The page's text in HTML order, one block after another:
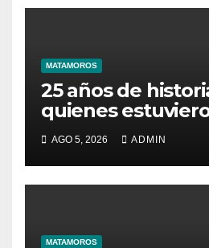
MATAMOROS
25 años de
quienes
inicio
AGO 5, 2026 ADMIN
MATAMOROS